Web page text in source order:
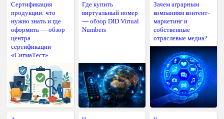
Сертификация
продукции: что
нужно знать и где
оформить — обзор
центра
сертификации
«СигмаТест»
Где купить
виртуальный номер
— обзор DID Virtual
Numbers
Зачем аграрным
компаниям контент-
маркетинг и
собственные
отраслевые медиа?